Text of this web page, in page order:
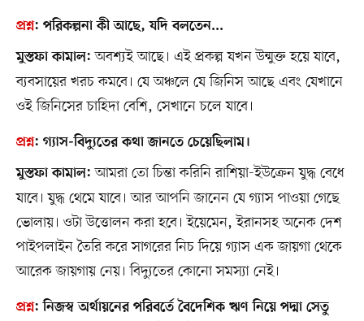
প্রশ্ন: পরিকল্পনা কী আছে, যদি বলতেন...
মুস্তফা কামাল:অবশ্যই আছে। এই প্রকল্প যখন উন্মুক্ত হয়ে যাবে,
ব্যবসায়ের খরচ কমবে। যে অঞ্চলে যে জিনিস আছে এবং যেখানে
ওই জিনিসের চাহিদা বেশি, সেখানে চলে যাবে।
প্রশ্ন: গ্যাস-বিদ্যুতের কথা জানতে চেয়েছিলাম।
মুস্তফা কামাল: আমরা তো চিন্তা করিনি রাশিয়া-ইউক্রেন যুদ্ধ বেধে
যাবে। যুদ্ধ থেমে যাবে। আর আপনি জানেন যে গ্যাস পাওয়া গেছে
ভোলায়। ওটা উত্তোলন করা হবে। ইয়েমেন, ইরানসহ অনেক দেশ
পাইপলাইন তৈরি করে সাগরের নিচ দিয়ে গ্যাস এক জায়গা থেকে
আরেক জায়গায় নেয়। বিদ্যুতের কোনো সমস্যা নেই।
প্রশ্ন:নিজস্ব অর্থায়নের পরিবর্তে বৈদেশিক ঋণ নিয়ে পদ্মা সেতু